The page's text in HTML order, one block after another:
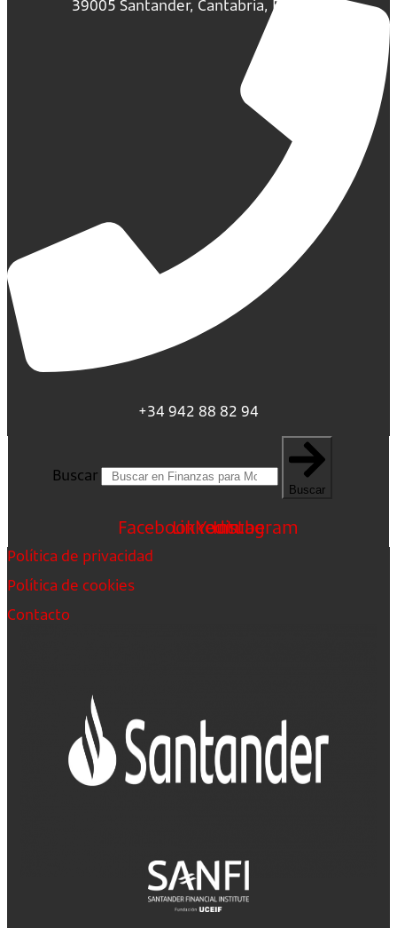
39005 Santander, Cantabria, España.
+34 942 88 82 94
Buscar
Buscar
FacebookLinkedin
Youtube
Instagram
Política de privacidad
Política de cookies
Contacto